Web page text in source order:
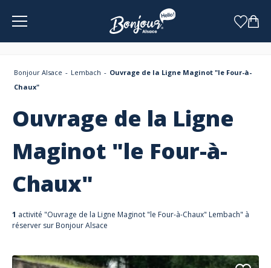
Bonjour Alsace Lembach
Ouvrage de la Ligne Maginot "le Four-à-
Chaux"
Ouvrage de la Ligne
Maginot "le Four-à-
Chaux"
1 activité "Ouvrage de la Ligne Maginot "le Four-à-Chaux" Lembach" à
réserver sur Bonjour Alsace